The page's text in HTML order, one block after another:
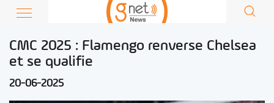
CMC 2025 : Flamengo renverse Chelsea
et se qualifie
20-06-2025